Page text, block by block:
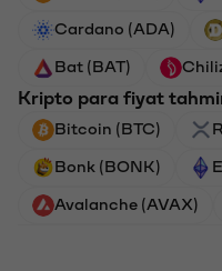
Cardano (ADA)
Bat (BAT)
Kripto para fiyat
Bitcoin (BTC)
Bonk (BONK)
Avalanche (AVAX)